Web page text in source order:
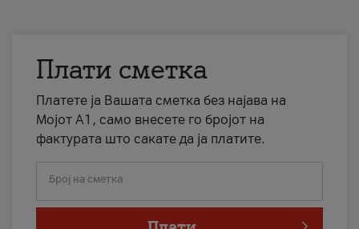
Плати сметка
Платете ја Вашата сметка без најава на
Мојот А1, само внесете го бројот на
фактурата што сакате да ја платите.
Број на сметка